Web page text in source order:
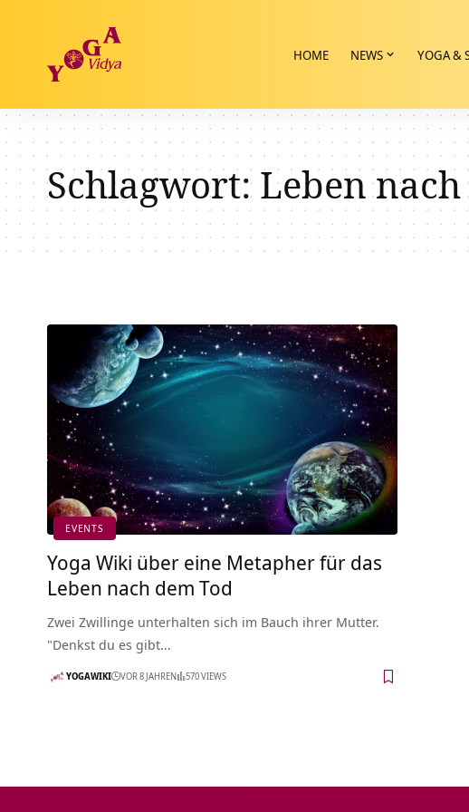
HOME NEWS YOGA &
Schlagwort:Leben
EVENTS
Yoga Wiki über eine Metapher für das
Leben nach dem Tod
Zwei Zwillinge unterhalten sich im Bauch ihrer Mutter.
"Denkst du es gibt…
YOGAWIKI VOR 8 JAHREN 570 VIEWS